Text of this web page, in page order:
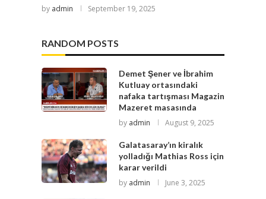
by admin September 19, 2025
RANDOM POSTS
Demet Şener ve İbrahim
Kutluay ortasındaki
nafaka tartışması Magazin
Mazeret masasında
by admin August 9, 2025
Galatasaray’ın kiralık
yolladığı Mathias Ross için
karar verildi
by admin June 3, 2025